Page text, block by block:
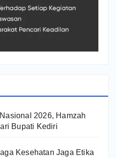
2026, Hamzah
Bupati Kediri
Kesehatan Jaga Etika